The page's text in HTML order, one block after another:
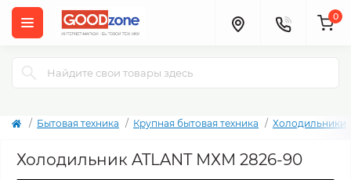
0
Бытовая техника Крупная бытовая техника Холодильники
Холодильник ATLANT МХМ 2826-90